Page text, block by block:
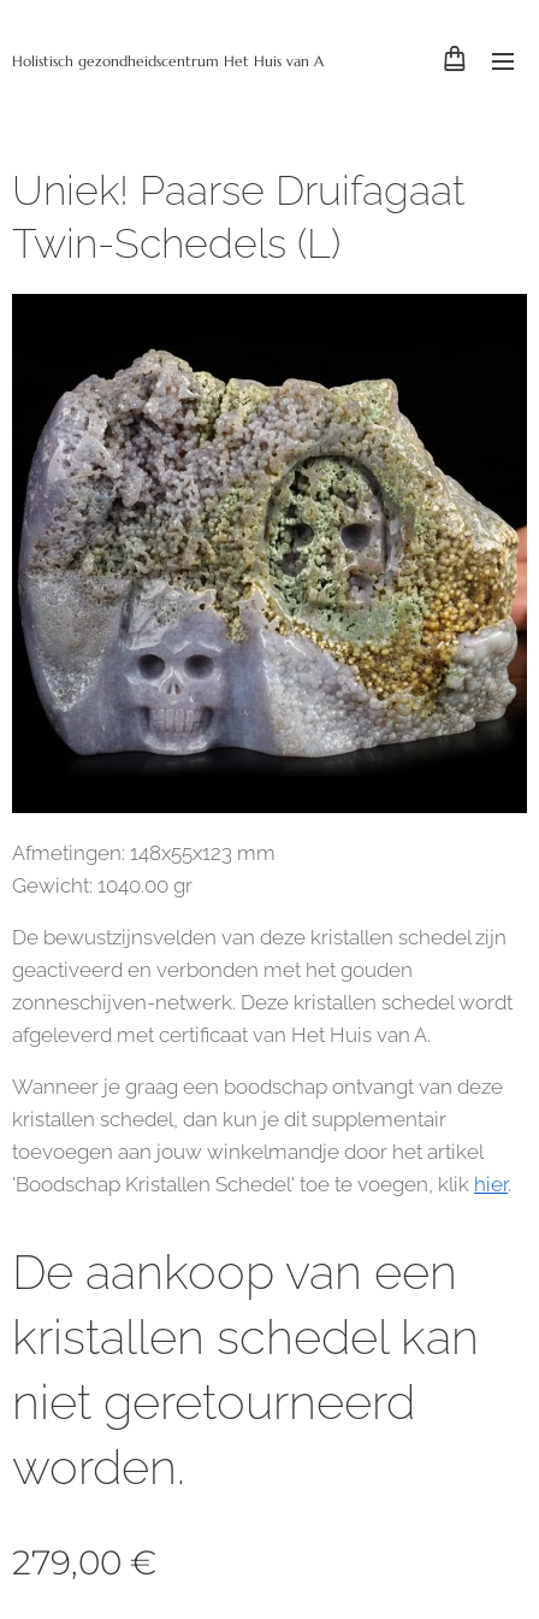
Holistisch gezondheidscentrum Het Huis van A
Uniek! Paarse Druifagaat
Twin-Schedels (L)
Afmetingen: 148x55x123 mm
Gewicht: 1040.00 gr
De bewustzijnsvelden van deze kristallen schedel zijn
geactiveerd en verbonden met het gouden
zonneschijven-netwerk. Deze kristallen schedel wordt
afgeleverd met certificaat van Het Huis van A.
Wanneer je graag een boodschap ontvangt van deze
kristallen schedel, dan kun je dit supplementair
toevoegen aan jouw winkelmandje door het artikel
'Boodschap Kristallen Schedel' toe te voegen, klik hier.
De aankoop van een
kristallen schedel kan
niet geretourneerd
worden.
279,00 €